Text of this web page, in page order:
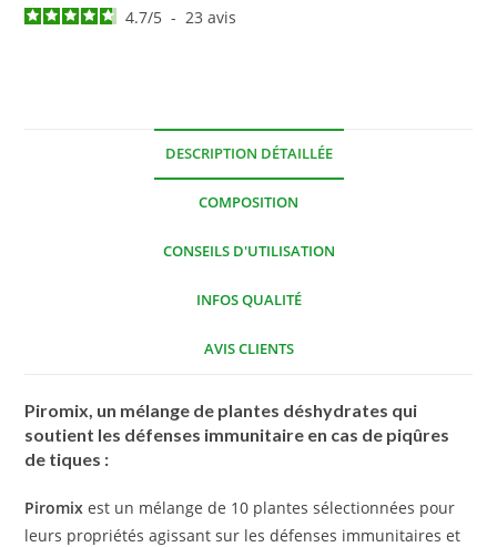
4.7/5 - 23avis
DESCRIPTION DÉTAILLÉE
COMPOSITION
CONSEILS D'UTILISATION
INFOS QUALITÉ
AVIS CLIENTS
Piromix , un mélange de plantes déshydrates qui
soutient les défenses immunitaire en cas de piqûres
de tiques :
Piromixest un mélange de 10 plantes sélectionnées pour
leurs propriétés agissant sur les défenses immunitaires et